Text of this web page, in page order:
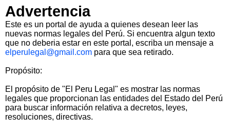
Advertencia
Este es un portal de ayuda a quienes desean leer las
nuevas normas legales del Perú. Si encuentra algun texto
que no deberia estar en este portal, escriba un mensaje a
elperulegal@gmail.com para que sea retirado.
Propósito:
El propósito de "El Peru Legal" es mostrar las normas
legales que proporcionan las entidades del Estado del Perú
para buscar información relativa a decretos, leyes,
resoluciones, directivas.